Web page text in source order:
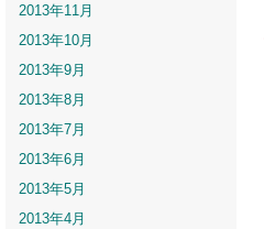
2013年11月
2013年10月
2013年9月
2013年8月
2013年7月
2013年6月
2013年5月
2013年4月